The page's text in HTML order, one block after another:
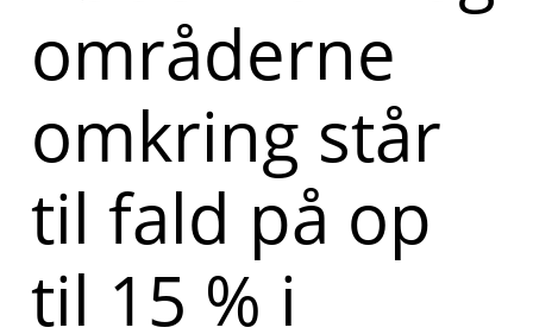
områderne
omkring står
til fald på op
til 15 % i